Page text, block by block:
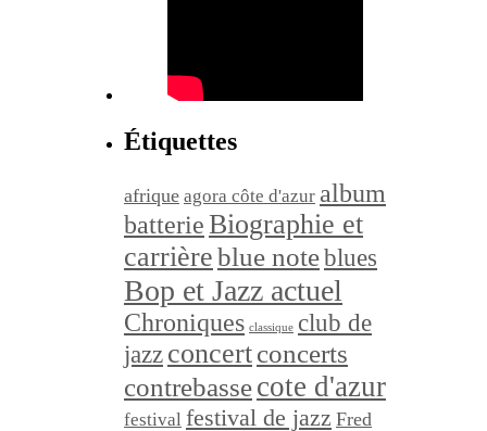
Étiquettes
afrique agora côte d'azur album
batterieBiographie et
carrièreblue noteblues
Bop et Jazz actuel
Chroniques classique club de
jazz concertconcerts
contrebassecote d'azur
festival festival de jazz Fred